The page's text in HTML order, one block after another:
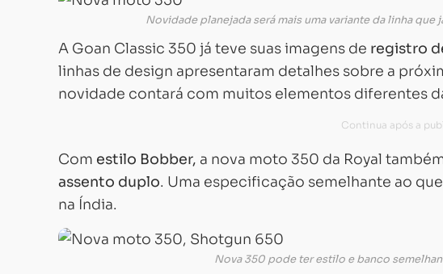
Novidade planejada será mais uma variante da linha que
A Goan Classic 350 já teve suas imagens de registro
linhas de design apresentaram detalhes sobre a
novidade contará com muitos elementos diferentes
Com estilo Bobber, a nova moto 350 da Royal
assento duplo. Uma especificação semelhante ao
na Índia.
Nova 350 pode ter estilo e banco